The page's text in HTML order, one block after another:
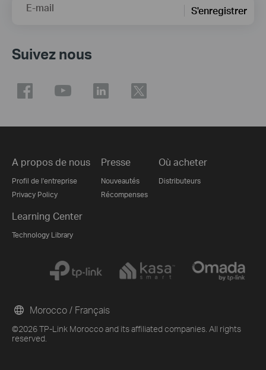
E-mail S'enregistrer
Suivez nous
A propos de nous
Profil de l'entreprise
Privacy Policy
Presse
Nouveautés
Récompenses
Où acheter
Distributeurs
Learning Center
Technology Library
©2026 TP-Link Morocco and its affiliated companies. All rights
reserved.
Morocco / Français